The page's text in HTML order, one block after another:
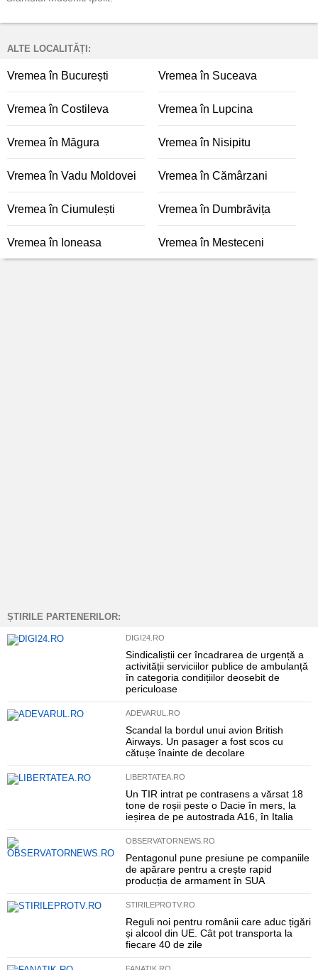
ALTE LOCALITĂȚI:
Vremea în București Vremea în Suceava
Vremea în Costileva Vremea în Lupcina
Vremea în Măgura Vremea în Nisipitu
Vremea în Vadu Moldovei Vremea în Cămârzani
Vremea în Ciumulești Vremea în Dumbrăvița
Vremea în Ioneasa Vremea în Mesteceni
ȘTIRILE PARTENERILOR:
DIGI24.RO
Sindicaliștii cer încadrarea de urgență a
activității serviciilor publice de ambulanță
în categoria condițiilor deosebit de
periculoase
ADEVARUL.RO
Scandal la bordul unui avion British
Airways. Un pasager a fost scos cu
cătușe înainte de decolare
LIBERTATEA.RO
Un TIR intrat pe contrasens a vărsat 18
tone de roșii peste o Dacie în mers, la
ieșirea de pe autostrada A16, în Italia
OBSERVATORNEWS.RO
Pentagonul pune presiune pe companiile
de apărare pentru a crește rapid
producția de armament în SUA
STIRILEPROTV.RO
Reguli noi pentru românii care aduc țigări
și alcool din UE. Cât pot transporta la
fiecare 40 de zile